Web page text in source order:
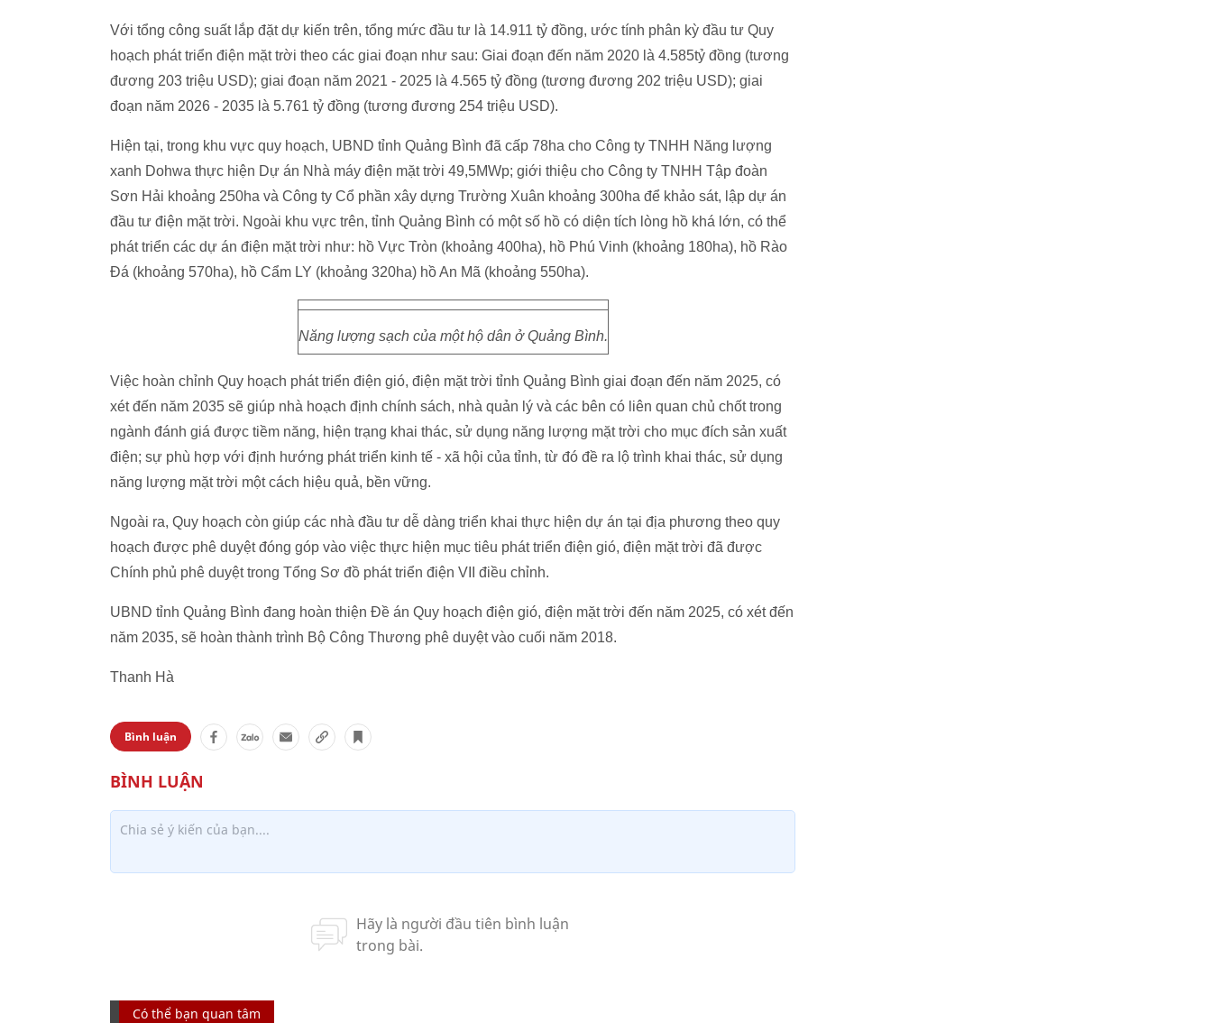
Với tổng công suất lắp đặt dự kiến trên, tổng mức đầu tư là 14.911 tỷ đồng, ước tính phân kỳ đầu tư Quy
hoạch phát triển điện mặt trời theo các giai đoạn như sau: Giai đoạn đến năm 2020 là 4.585tỷ đồng (tương
đương 203 triệu USD); giai đoạn năm 2021 - 2025 là 4.565 tỷ đồng (tương đương 202 triệu USD); giai
đoạn năm 2026 - 2035 là 5.761 tỷ đồng (tương đương 254 triệu USD).
Hiện tại, trong khu vực quy hoạch, UBND tỉnh Quảng Bình đã cấp 78ha cho Công ty TNHH Năng lượng
xanh Dohwa thực hiện Dự án Nhà máy điện mặt trời 49,5MWp; giới thiệu cho Công ty TNHH Tập đoàn
Sơn Hải khoảng 250ha và Công ty Cổ phần xây dựng Trường Xuân khoảng 300ha để khảo sát, lập dự án
đầu tư điện mặt trời. Ngoài khu vực trên, tỉnh Quảng Bình có một số hồ có diện tích lòng hồ khá lớn, có thể
phát triển các dự án điện mặt trời như: hồ Vực Tròn (khoảng 400ha), hồ Phú Vinh (khoảng 180ha), hồ Rào
Đá (khoảng 570ha), hồ Cẩm LY (khoảng 320ha) hồ An Mã (khoảng 550ha).
Năng lượng sạch của một hộ dân ở Quảng Bình.
Việc hoàn chỉnh Quy hoạch phát triển điện gió, điện mặt trời tỉnh Quảng Bình giai đoạn đến năm 2025, có
xét đến năm 2035 sẽ giúp nhà hoạch định chính sách, nhà quản lý và các bên có liên quan chủ chốt trong
ngành đánh giá được tiềm năng, hiện trạng khai thác, sử dụng năng lượng mặt trời cho mục đích sản xuất
điện; sự phù hợp với định hướng phát triển kinh tế - xã hội của tỉnh, từ đó đề ra lộ trình khai thác, sử dụng
năng lượng mặt trời một cách hiệu quả, bền vững.
Ngoài ra, Quy hoạch còn giúp các nhà đầu tư dễ dàng triển khai thực hiện dự án tại địa phương theo quy
hoạch được phê duyệt đóng góp vào việc thực hiện mục tiêu phát triển điện gió, điện mặt trời đã được
Chính phủ phê duyệt trong Tổng Sơ đồ phát triển điện VII điều chỉnh.
UBND tỉnh Quảng Bình đang hoàn thiện Đề án Quy hoạch điện gió, điện mặt trời đến năm 2025, có xét đến
năm 2035, sẽ hoàn thành trình Bộ Công Thương phê duyệt vào cuối năm 2018.
Thanh Hà
Bình luận
Có thể bạn quan tâm